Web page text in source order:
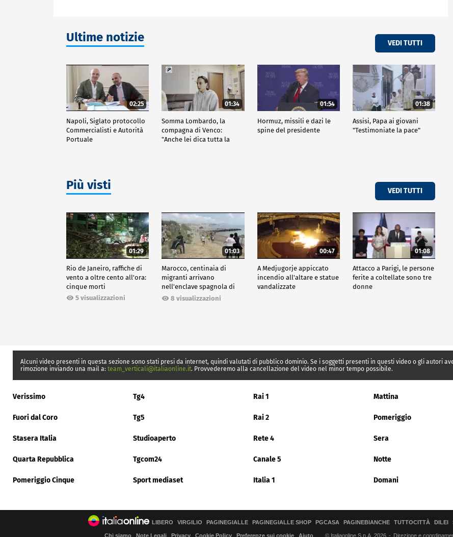
Ultime notizie VEDI TUTTI
02:25
Napoli, Siglato protocollo
Commercialisti e Autorità
Portuale
01:34
Somma Lombardo, la
compagna di Venco:
"Anche lei dica tutta la
01:54
Hormuz, missili e dazi le
spine del presidente
01:38
Assisi, Papa ai giovani
"Testimoniate la pace"
Più visti VEDI TUTTI
01:29
Rio de Janeiro, raffiche di
vento a oltre cento all'ora:
cinque morti
5 visualizzazioni
01:03
Marocco, centinaia di
migranti arrivano
nell'enclave spagnola di
Ceuta8 visualizzazioni
00:47
A Medjugorje appiccato
incendio all'altare e statue
vandalizzate
01:08
Attacco a Parigi, le persone
ferite a coltellate sono tre
donne
Alcuni video presenti in questa sezione sono stati presi da internet, quindi valutati di pubblico dominio. Se i soggetti presenti in questi video o gli autori
rimozione inviando una mail a: team_verticali@italiaonline.it. Provvederemo alla cancellazione del video nel minor tempo possibile.
Verissimo Tg4 Rai 1 Mattina
Fuori dal Coro Tg5 Rai 2 Pomeriggio
Stasera Italia Studioaperto Rete 4 Sera
Quarta Repubblica Tgcom24 Canale 5 Notte
Pomeriggio Cinque Sport mediaset Italia 1 Domani
LIBERO VIRGILIO PAGINEGIALLE PAGINEGIALLE SHOP PGCASA PAGINEBIANCHE TUTTOCITTÀ DILEI
Chi siamo Note Legali Privacy Cookie Policy Preferenze sui cookie Aiuto © Italiaonline S.p.A. 2026 Direzione e